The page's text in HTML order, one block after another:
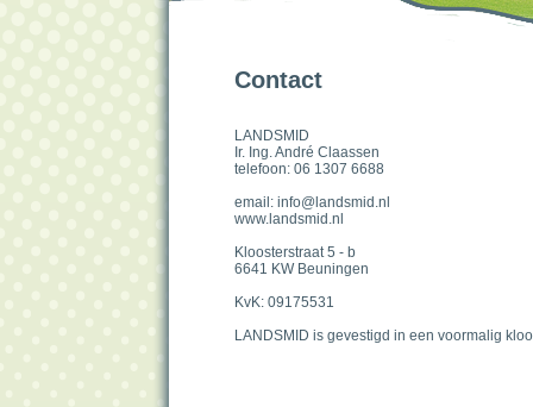
Contact
LANDSMID
Ir. Ing. André Claassen
telefoon: 06 1307 6688
email: info@landsmid.nl
www.landsmid.nl
Kloosterstraat 5 - b
6641 KW Beuningen
KvK: 09175531
LANDSMID is gevestigd in een voormalig